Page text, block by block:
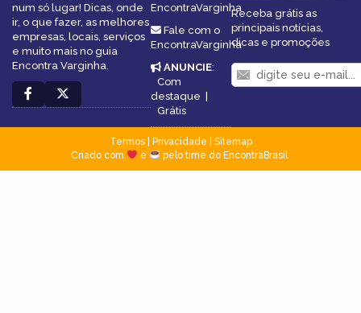
num só lugar! Dicas, onde
ir, o que fazer, as melhores
empresas, locais, serviços
e muito mais no guia
Encontra Varginha.
EncontraVarginha
Fale com o
EncontraVarginha
ANUNCIE:
Com
destaque |
Grátis
Receba grátis as
principais notícias,
dicas e promoções
Termos| Privacidade
Sitemap
Criado com
e pelo time do EncontraBrasil